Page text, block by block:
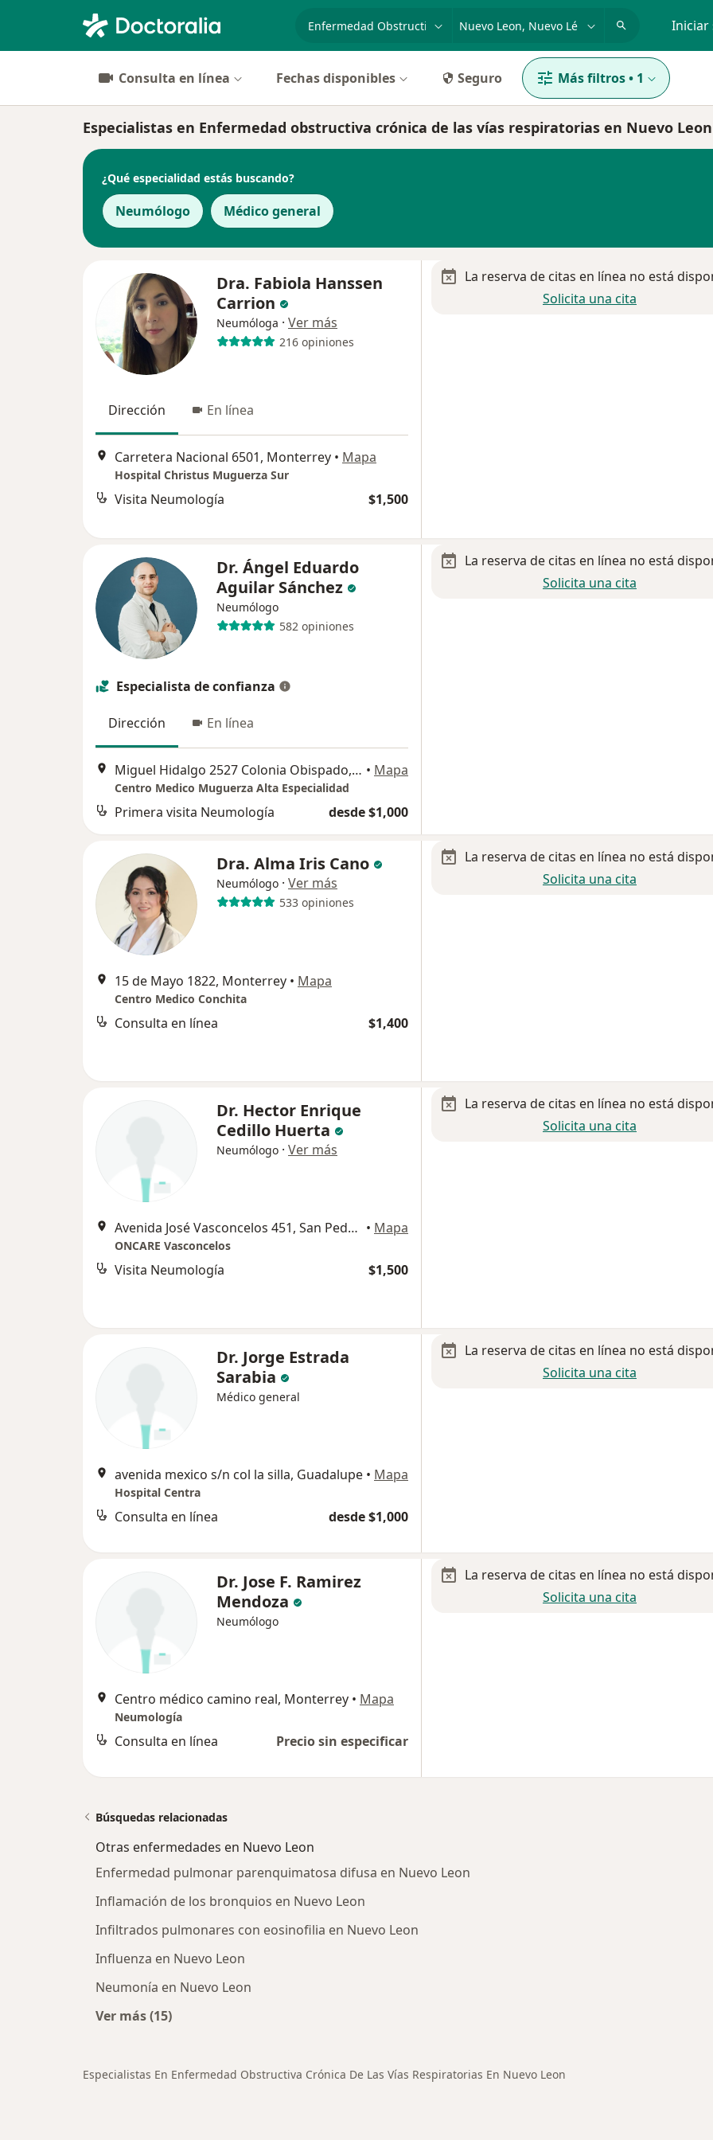
Iniciar
Consulta en línea Fechas disponibles Seguro Más filtros• 1
Especialistas en Enfermedad obstructiva crónica de las vías respiratorias en Nuevo Leon
¿Qué especialidad estás buscando?
Neumólogo Médico general
Dra. Fabiola Hanssen
Carrion
Neumóloga · Ver más
216 opiniones
Dirección En línea
Carretera Nacional 6501, Monterrey • Mapa
Hospital Christus Muguerza Sur
Visita Neumología $1,500
La reserva de citas en línea no está
Solicita una cita
Dr. Ángel Eduardo
Aguilar Sánchez
Neumólogo
582 opiniones
Especialista de confianza
Dirección En línea
Miguel Hidalgo 2527 Colonia Obispado, Monterrey • Mapa
Centro Medico Muguerza Alta Especialidad
Primera visita Neumología desde $1,000
La reserva de citas en línea no está
Solicita una cita
Dra. Alma Iris Cano
Neumólogo · Ver más
533 opiniones
15 de Mayo 1822, Monterrey • Mapa
Centro Medico Conchita
Consulta en línea $1,400
La reserva de citas en línea no está
Solicita una cita
Dr. Hector Enrique
Cedillo Huerta
Neumólogo · Ver más
Avenida José Vasconcelos 451, San Pedro Garza Garcia • Mapa
ONCARE Vasconcelos
Visita Neumología $1,500
La reserva de citas en línea no está
Solicita una cita
Dr. Jorge Estrada
Sarabia
Médico general
avenida mexico s/n col la silla, Guadalupe • Mapa
Hospital Centra
Consulta en línea desde $1,000
La reserva de citas en línea no está
Solicita una cita
Dr. Jose F. Ramirez
Mendoza
Neumólogo
Centro médico camino real, Monterrey • Mapa
Neumología
Consulta en línea Precio sin especificar
La reserva de citas en línea no está
Solicita una cita
Búsquedas relacionadas
Otras enfermedades en Nuevo Leon
Enfermedad pulmonar parenquimatosa difusa en Nuevo Leon
Inflamación de los bronquios en Nuevo Leon
Infiltrados pulmonares con eosinofilia en Nuevo Leon
Influenza en Nuevo Leon
Neumonía en Nuevo Leon
Ver más (15)
Especialistas En Enfermedad Obstructiva Crónica De Las Vías Respiratorias En Nuevo Leon